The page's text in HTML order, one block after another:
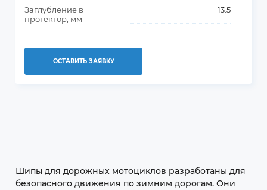
Заглубление в
протектор, мм
13.5
ОСТАВИТЬ ЗАЯВКУ
Шипы для дорожных мотоциклов разработаны для
безопасного движения по зимним дорогам. Они